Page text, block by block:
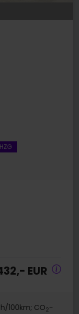
EUR
100km; CO2-